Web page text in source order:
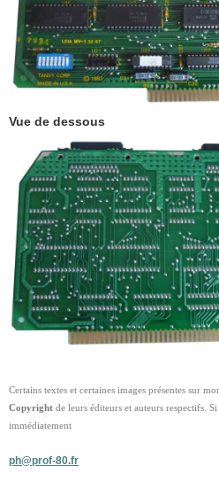
Vue de dessous
Certains textes et certaines images présentes sur
Copyright de leurs éditeurs et auteurs respectifs.
immédiatement
ph@prof-80.fr